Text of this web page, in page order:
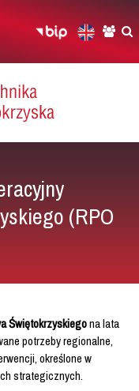
(RPO
Świętokrzyskiegona lata
potrzeby regionalne,
określone w
strategicznych.